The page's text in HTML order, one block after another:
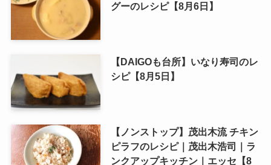
グーのレシピ【8月6日】
【DAIGOも台所】いなり寿司のレ
シピ【8月5日】
【ノンストップ】茂出木流 チキン
ピラフのレシピ｜茂出木浩司｜ラ
ンクアップキッチン｜エッセ【8